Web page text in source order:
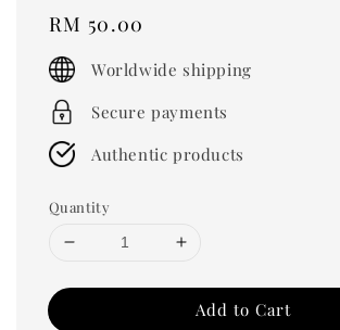
Regular
price
RM 50.00
Worldwide shipping
Secure payments
Authentic products
Quantity
Add to Cart